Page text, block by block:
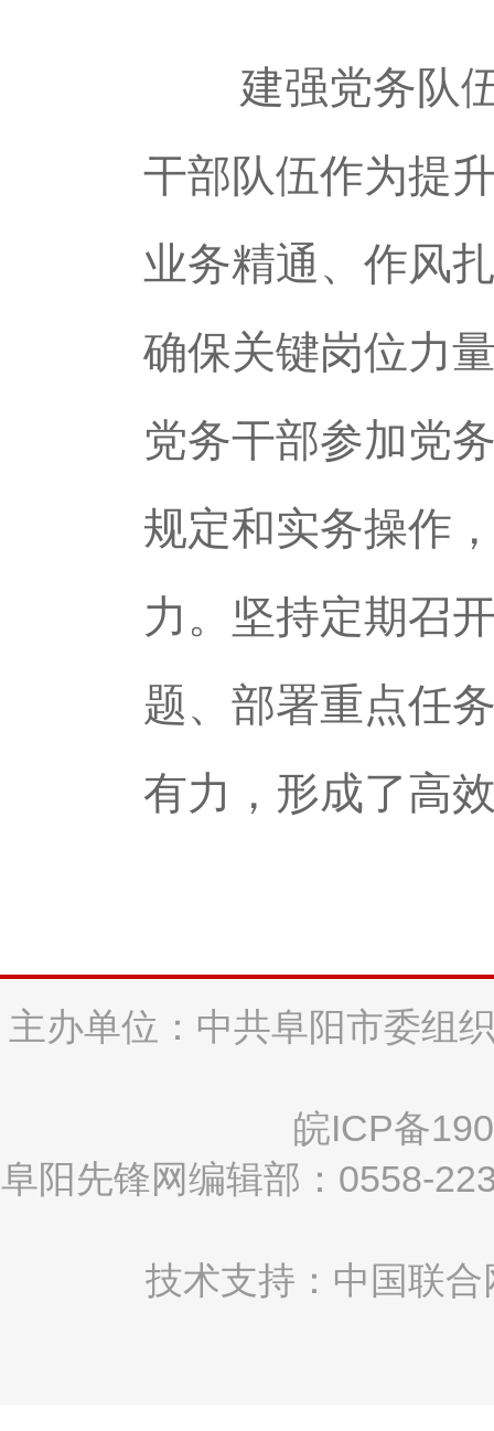
建强党务队伍
干部队伍作为提
业务精通、作风
确保关键岗位力
党务干部参加党
规定和实务操作
力。坚持定期召
题、部署重点任
有力，形成了高
主办单位：中共阜阳市委组
皖ICP备
阜阳先锋网编辑部：0558-
技术支持：中国联